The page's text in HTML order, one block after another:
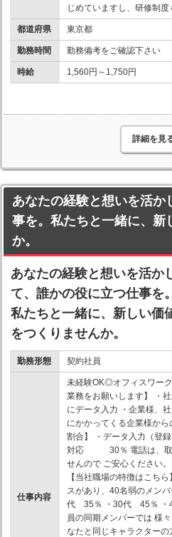
じめていますし、研修制度
都道府県 東京都
勤務時間 勤務備考をご確認下さい
時給 1,560円～1,750円
詳細を見
あなたの経験と想いを活か
事を。私たちと一緒に、新
か。
あなたの経験と想いを活か
て、誰かの役に立つ仕事を。
私たちと一緒に、新しい価
をつくりませんか。
勤務形態 契約社員
仕事内容
未経験OK◎オフィスワー
業務をお願いします】 ・
にデータ入力 ・企業様、
にかかってくる企業様か
割合】 ・データ入力（登
対応 30％ 電話は、取次
せんので ご安心ください
【当社職場の特徴はこち
スがあり、40名弱のメン
代 35％ ・30代 45％ ・
員の同期メンバーでは 様
なたと同じキャラクターの